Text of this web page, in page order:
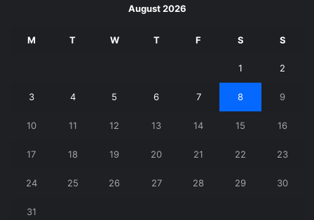
August 2026
M T W T F S S
1 2
3 4 5 6 7 8 9
10 11 12 13 14 15 16
17 18 19 20 21 22 23
24 25 26 27 28 29 30
31